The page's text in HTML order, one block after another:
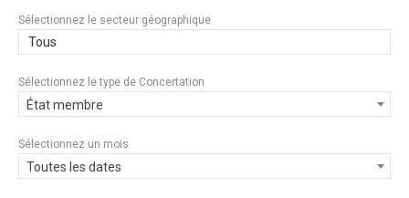
Sélectionnez le secteur géographique
Tous
Sélectionnez le type de Concertation
État membre
Sélectionnez un mois
Toutes les dates